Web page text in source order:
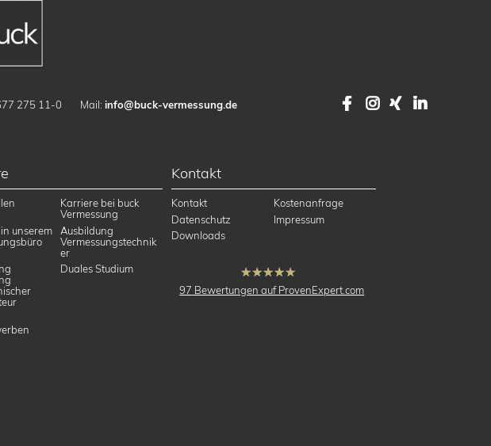
275 11-0 Mail: info@buck-vermessung.de Facebook
Instagram
XING
Karriere bei buck
Vermessung
unserem
Ausbildung
Vermessungstechnik
er
Duales Studium
Kontakt
Kontakt
Kostenanfrage
Datenschutz
Impressum
Downloads
hat4.91
von5
97 Bewertungen auf ProvenExpert.com